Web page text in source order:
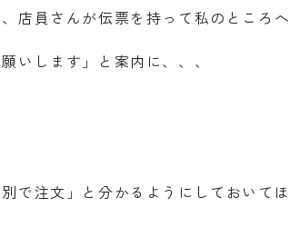
店員さんが伝票を持って私のところ
いします」と案内に、、、
で注文」と分かるようにしておいて